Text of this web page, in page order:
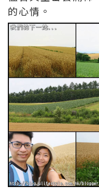
的心情。